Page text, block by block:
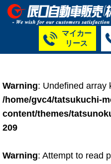
マイカー
リース
Warning: Undefined array
/home/gvc4/tatsukuchi-
content/themes/
209
Warning: Attempt to read